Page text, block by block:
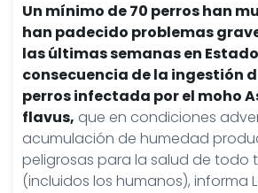
Un mínimo de 70 perros han
han padecido problemas
las últimas semanas en
consecuencia de la ingestión
perros infectada por el moho
flavus, que en condiciones
acumulación de humedad
peligrosas para la salud de todo
(incluidos los humanos), informa